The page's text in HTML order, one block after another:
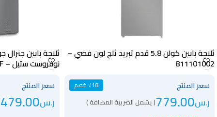
ثلاجة بابين كولن 5.8 قدم تبريد ثلج لون فضي –
811101002
سعر المنتج ٪18 خصم
ر.س779.00( يشمل الضريبة المضافة )
نوفروست ستيل – GG365NF
سعر المنتج
ر.س